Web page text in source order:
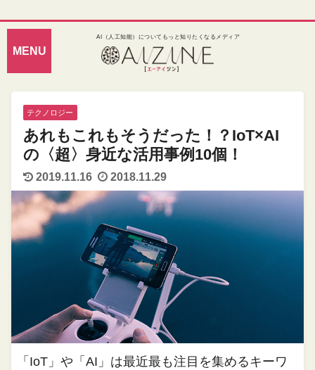
AI（人工知能）についてもっと知りたくなるメディア
テクノロジー
あれもこれもそうだった！？IoT×AI
の〈超〉身近な活用事例10個！
2019.11.16 2018.11.29
「IoT」や「AI」は最近最も注目を集めるキーワ